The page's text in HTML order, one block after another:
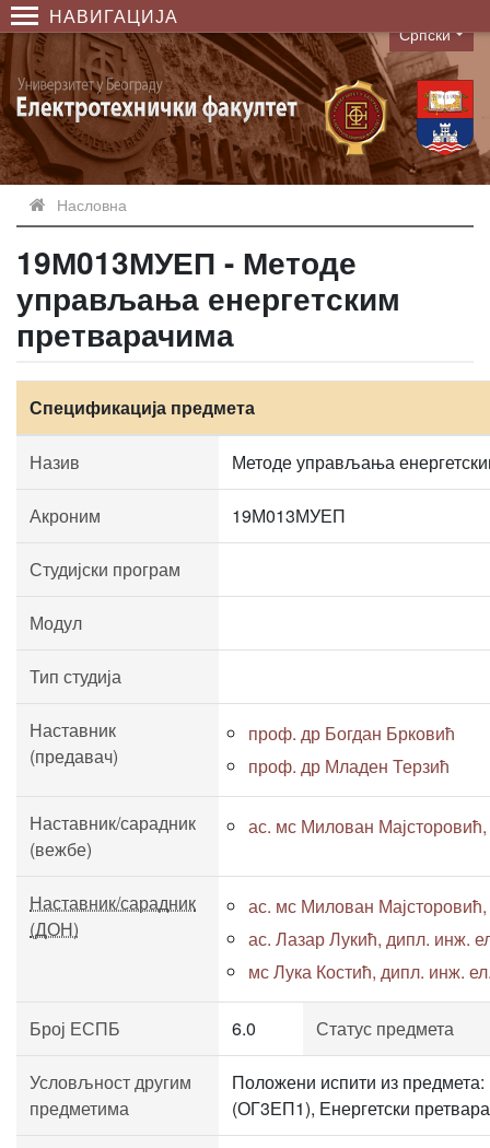
НАВИГАЦИЈА
Language
Српски
Насловна
19М013МУЕП - Методе
управљања енергетским
претварачима
Спецификација предмета
Назив Методе управљања
Акроним 19М013МУЕП
Студијски програм
Модул
Тип студија
Наставник
(предавач)
проф. др Богдан Брковић
проф. др Младен Терзић
Наставник/сарадник
(вежбе)
ас. мс Милован
Наставник/сарадник
(ДОН)
ас. мс Милован
ас. Лазар Лукић, дипл. инж.
мс Лука Костић, дипл. инж.
Број ЕСПБ 6.0 Статус предмета
Условљност другим
предметима
Положени испити из предмета:
(ОГ3ЕП1), Енергетски